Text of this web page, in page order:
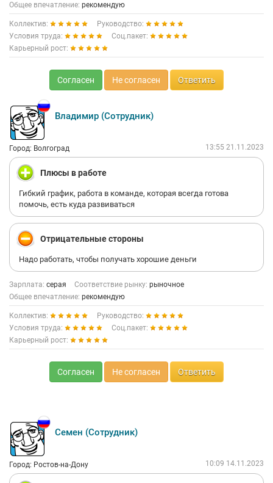
Общее впечатление: рекомендую
Коллектив:
Руководство:
Условия труда:
Соц.пакет:
Карьерный рост:
Согласен Не согласен Ответить
Владимир (Сотрудник)
Город: Волгоград 13:55 21.11.2023
Плюсы в работе
Гибкий график, работа в команде, которая всегда готова
помочь, есть куда развиваться
Отрицательные стороны
Надо работать, чтобы получать хорошие деньги
Зарплата: серая Соответствие рынку: рыночное
Общее впечатление: рекомендую
Коллектив:
Руководство:
Условия труда:
Соц.пакет:
Карьерный рост:
Согласен Не согласен Ответить
Семен (Сотрудник)
Город: Ростов-на-Дону 10:09 14.11.2023